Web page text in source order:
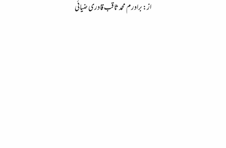
از: برادرم محمد ثاقب قادری ضیائی​